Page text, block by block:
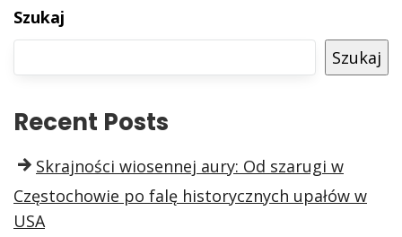
Szukaj
Szukaj
Recent Posts
Skrajności wiosennej aury: Od szarugi w
Częstochowie po falę historycznych upałów w
USA